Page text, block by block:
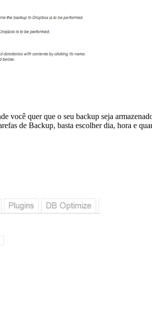
você quer que o seu backup seja
de Backup, basta escolher dia, hora e